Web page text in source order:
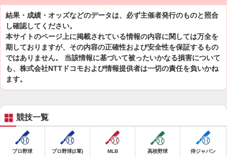
結果・成績・オッズなどのデータは、必ず主催者発行のものと照合
し確認してください。
本サイトのページ上に掲載されている情報の内容に関しては万全を
期しておりますが、その内容の正確性および安全性を保証するもの
ではありません。 当該情報に基づいて被ったいかなる損害について
も、株式会社NTTドコモおよび情報提供者は一切の責任を負いかね
ます。
競技一覧
プロ野球 プロ野球(2軍) MLB 高校野球 侍ジャパン